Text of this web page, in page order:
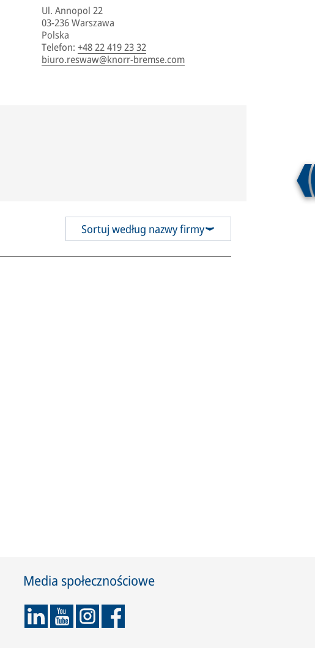
Ul. Annopol 22
03-236 Warszawa
Polska
Telefon: +48 22 419 23 32
biuro.reswaw@knorr-bremse.com
Sortuj według nazwy firmy
Media społecznościowe